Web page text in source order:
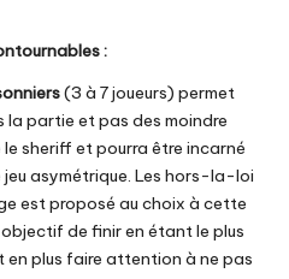
:
(3 à 7 joueurs) permet
la partie et pas des moindre
sheriff et pourra être incarné
jeu asymétrique. Les hors-la-loi
est proposé au choix à cette
de finir en étant le plus
en plus faire attention à ne pas